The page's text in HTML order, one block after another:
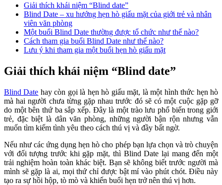
Giải thích khái niệm “Blind date”
Blind Date – xu hướng hẹn hò giấu mặt của giới trẻ và nhân
viên văn phòng
Một buổi Blind Date thường được tổ chức như thế nào?
Cách tham gia buổi Blind Date như thế nào?
Lưu ý khi tham gia một buổi hẹn hò giấu mặt
Giải thích khái niệm “Blind date”
Blind Date hay còn gọi là hẹn hò giấu mặt, là một hình thức hẹn hò
mà hai người chưa từng gặp nhau trước đó sẽ có một cuộc gặp gỡ
do một bên thứ ba sắp xếp. Đây là một trào lưu phổ biến trong giới
trẻ, đặc biệt là dân văn phòng, những người bận rộn nhưng vẫn
muốn tìm kiếm tình yêu theo cách thú vị và đầy bất ngờ.
Nếu như các ứng dụng hẹn hò cho phép bạn lựa chọn và trò chuyện
với đối tượng trước khi gặp mặt, thì Blind Date lại mang đến một
trải nghiệm hoàn toàn khác biệt. Bạn sẽ không biết trước người mà
mình sẽ gặp là ai, mọi thứ chỉ được bật mí vào phút chót. Điều này
tạo ra sự hồi hộp, tò mò và khiến buổi hẹn trở nên thú vị hơn.